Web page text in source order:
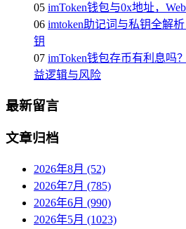
05 imToken钱包与0x地址，
06 imtoken助记词与私钥全解
钥
07 imToken钱包存币有利息吗
益逻辑与风险
最新留言
文章归档
2026年8月 (52)
2026年7月 (785)
2026年6月 (990)
2026年5月 (1023)